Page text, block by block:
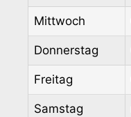
Mittwoch
Donnerstag
Freitag
Samstag